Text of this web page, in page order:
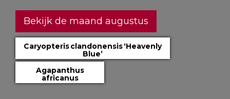
Bekijk de maand augustus
Caryopteris clandonensis ‘Heavenly
Blue’
Agapanthus
africanus